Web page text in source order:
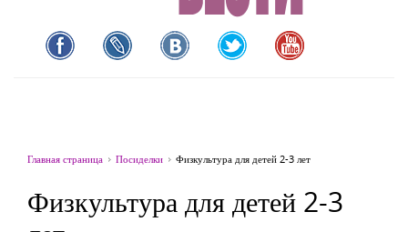
Главная страница Посиделки Физкультура для детей 2-3 лет
Физкультура для детей 2-3